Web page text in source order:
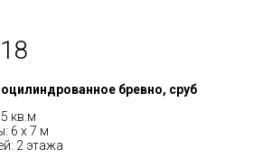
бревно, сруб
кв.м
6 x 7 м
2 этажа